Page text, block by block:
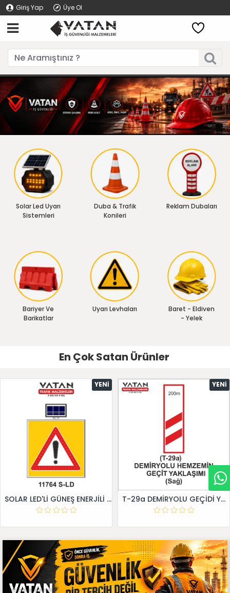
Giriş Yap Üye Ol
Solar Led Uyarı
Sistemleri
Duba & Trafik
Konileri
Reklam Dubaları
Bariyer Ve
Barikatlar
Uyarı Levhaları
Baret - Eldiven
- Yelek
En Çok Satan Ürünler
YENI
SOLAR LED'Lİ GÜNEŞ ENERJİLİ LEVHA
YENI
T-29a DEMİRYOLU GEÇİDİ YAKLAŞIM LEVHALARI (Sağ)